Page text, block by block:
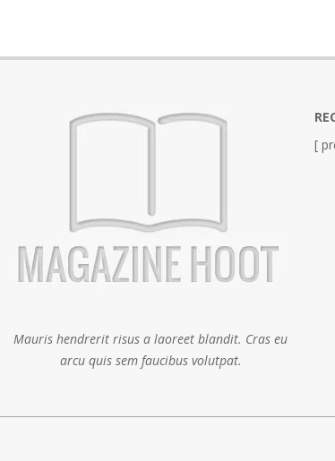
Mauris hendrerit risus a laoreet blandit. Cras eu
arcu quis sem faucibus volutpat.
[